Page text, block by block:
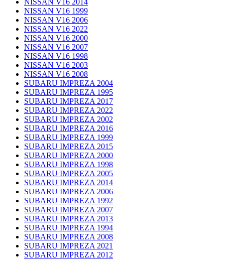
NISSAN V16 1999
NISSAN V16 2006
NISSAN V16 2022
NISSAN V16 2000
NISSAN V16 2007
NISSAN V16 1998
NISSAN V16 2003
NISSAN V16 2008
SUBARU IMPREZA 2004
SUBARU IMPREZA 1995
SUBARU IMPREZA 2017
SUBARU IMPREZA 2022
SUBARU IMPREZA 2002
SUBARU IMPREZA 2016
SUBARU IMPREZA 1999
SUBARU IMPREZA 2015
SUBARU IMPREZA 2000
SUBARU IMPREZA 1998
SUBARU IMPREZA 2005
SUBARU IMPREZA 2014
SUBARU IMPREZA 2006
SUBARU IMPREZA 1992
SUBARU IMPREZA 2007
SUBARU IMPREZA 2013
SUBARU IMPREZA 1994
SUBARU IMPREZA 2008
SUBARU IMPREZA 2021
SUBARU IMPREZA 2012